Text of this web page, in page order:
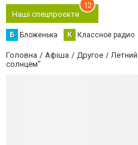
Наші спецпроєкти
12
Б Бложенька К Классное радио
Головна Афіша Другое
солнцем"